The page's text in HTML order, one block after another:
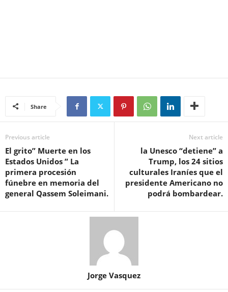
Share
Previous article
El grito” Muerte en los
Estados Unidos ” La
primera procesión
fúnebre en memoria del
general Qassem Soleimani.
Next article
la Unesco “detiene” a
Trump, los 24 sitios
culturales Iraníes que el
presidente Americano no
podrá bombardear.
Jorge Vasquez